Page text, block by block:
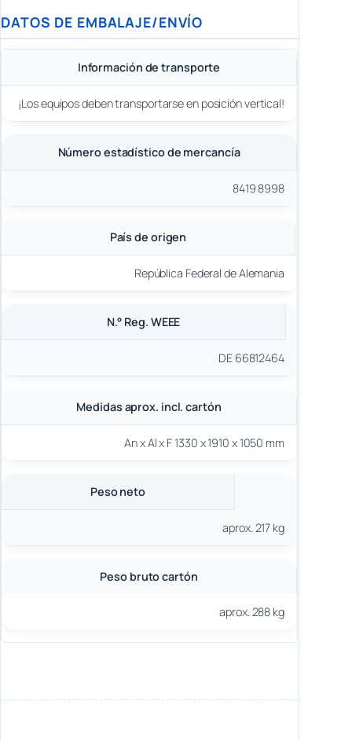
DATOS DE EMBALAJE/ENVÍO
Información de transporte
¡Los equipos deben transportarse en posición vertical!
Número estadístico de mercancía
8419 8998
País de origen
República Federal de Alemania
N.° Reg. WEEE
DE 66812464
Medidas aprox. incl. cartón
An x Al x F 1330 x 1910 x 1050 mm
Peso neto
aprox. 217 kg
Peso bruto cartón
aprox. 288 kg